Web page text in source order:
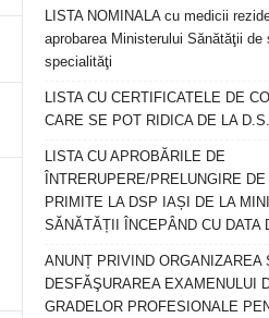
LISTA NOMINALA cu medicii
aprobarea Ministerului Sănătăţii de
specialităţi
LISTA CU CERTIFICATELE DE
CARE SE POT RIDICA DE LA
LISTA CU APROBĂRILE DE
ÎNTRERUPERE/PRELUNGIRE
PRIMITE LA DSP IAȘI DE LA
SĂNĂTĂȚII ÎNCEPÂND CU DATA
ANUNȚ PRIVIND ORGANIZAREA
DESFĂŞURAREA EXAMENULUI
GRADELOR PROFESIONALE